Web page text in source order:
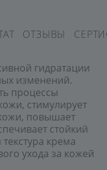
ОТЗЫВЫ
гидратации
изменений.
процессы
стимулирует
повышает
стойкий
крема
ухода за кожей